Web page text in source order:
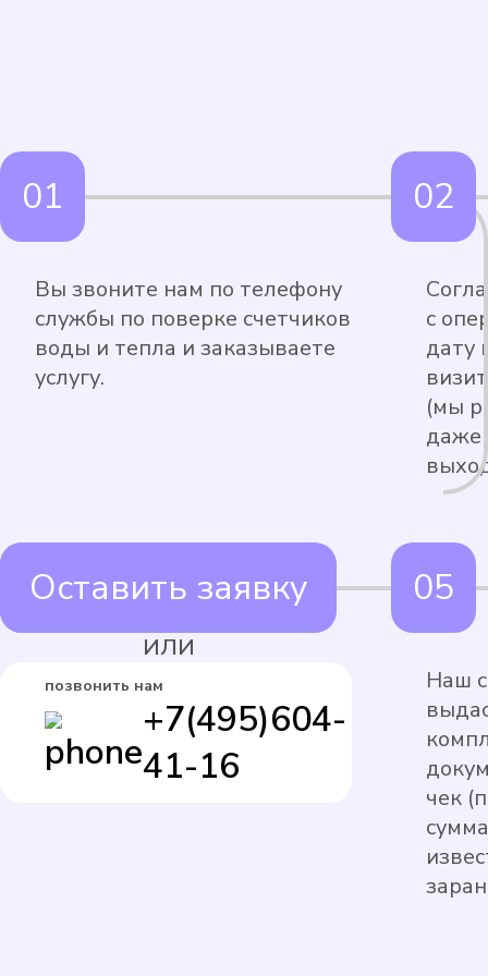
Вы звоните нам по телефону
службы по поверке счетчиков
воды и тепла и заказываете
услугу.
с
дату
(мы
даже
Наш
чек
Оставить заявку
ИЛИ
позвонить нам
+7(495)604-
41-16